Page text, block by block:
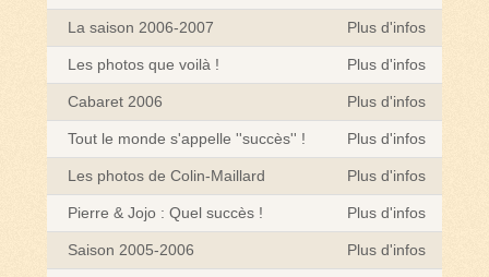
La saison 2006-2007 Plus d'infos
Les photos que voilà ! Plus d'infos
Cabaret 2006 Plus d'infos
Tout le monde s'appelle ''succès'' ! Plus d'infos
Les photos de Colin-Maillard Plus d'infos
Pierre & Jojo : Quel succès ! Plus d'infos
Saison 2005-2006 Plus d'infos